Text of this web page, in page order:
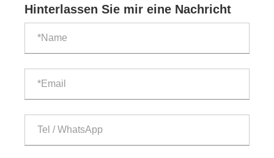
Hinterlassen Sie mir eine Nachricht